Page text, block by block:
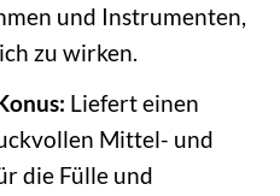
und Instrumenten,
zu wirken.
Liefert einen
Mittel- und
die Fülle und